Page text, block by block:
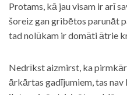
Protams, kā jau visam ir arī
šoreiz gan gribētos parunāt
tad nolūkam ir domāti ātrie
Nedrīkst aizmirst, ka
ārkārtas gadījumiem, tas nav